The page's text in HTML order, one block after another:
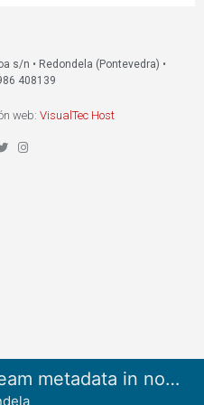
s/n • Redondela (Pontevedra) •
408139
web: VisualTec Host
Radio stream metadata in not available.